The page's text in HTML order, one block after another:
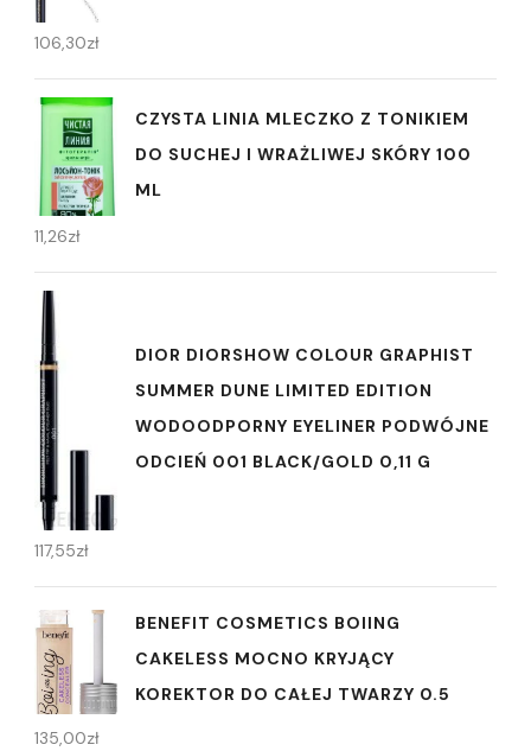
106,30zł
CZYSTA LINIA MLECZKO Z TONIKIEM
DO SUCHEJ I WRAŻLIWEJ SKÓRY 100
ML
11,26zł
DIOR DIORSHOW COLOUR GRAPHIST
SUMMER DUNE LIMITED EDITION
WODOODPORNY EYELINER PODWÓJNE
ODCIEŃ 001 BLACK/GOLD 0,11 G
117,55zł
BENEFIT COSMETICS BOIING
CAKELESS MOCNO KRYJĄCY
KOREKTOR DO CAŁEJ TWARZY 0.5
135,00zł